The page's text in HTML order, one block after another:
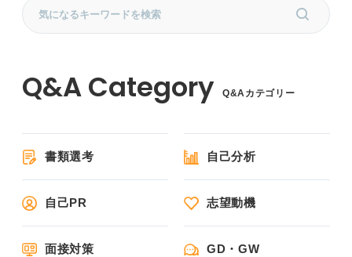
Q&Aカテゴリー
書類選考 自己分析
自己PR 志望動機
面接対策 GD・GW